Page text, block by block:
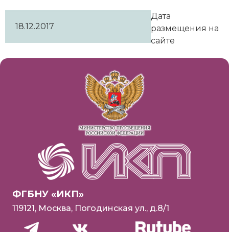
18.12.2017
Дата
размещения на
сайте
ФГБНУ «ИКП»
119121, Москва, Погодинская ул., д.8/1